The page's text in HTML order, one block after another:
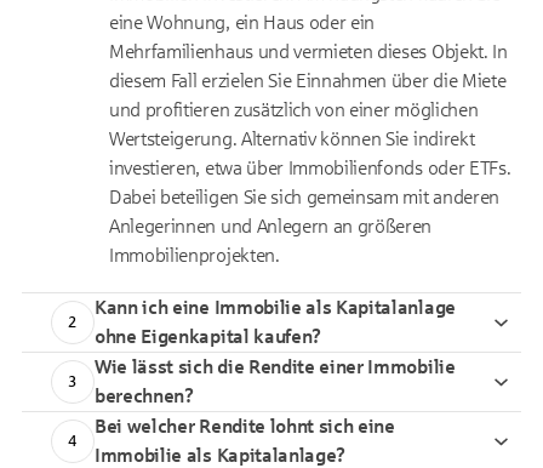
eine Wohnung, ein Haus oder ein
Mehrfamilienhaus und vermieten dieses Objekt. In
diesem Fall erzielen Sie Einnahmen über die Miete
und profitieren zusätzlich von einer möglichen
Wertsteigerung. Alternativ können Sie indirekt
investieren, etwa über Immobilienfonds oder ETFs.
Dabei beteiligen Sie sich gemeinsam mit anderen
Anlegerinnen und Anlegern an größeren
Immobilienprojekten.
2
Kann ich eine Immobilie als Kapitalanlage
ohne Eigenkapital kaufen?
3
Wie lässt sich die Rendite einer Immobilie
berechnen?
4
Bei welcher Rendite lohnt sich eine
Immobilie als Kapitalanlage?